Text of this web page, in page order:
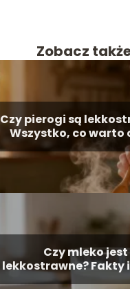
Zobacz
Czy pierogi są
Wszystko, co warto
wiedzieć
Czy mleko jest
lekkostrawne? Fakty
trawieniu